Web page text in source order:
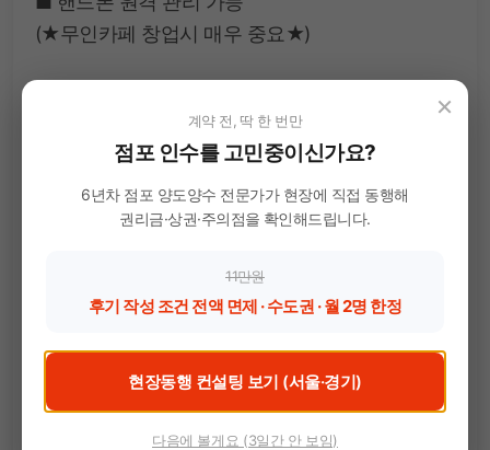
(★무인카페 창업시 매우 중요★)
– 세부적인 메뉴, 맛 조절 가능
■ 리얼 탄산 사용
■ 커피머신 크기
■ 디저트머신 크기
– W600 X H1970 X D840(mm)
×
계약 전, 딱 한 번만
점포 인수를 고민중이신가요?
6년차 점포 양도양수 전문가가 현장에 직접 동행해
권리금·상권·주의점을 확인해드립니다.
11만원
후기 작성 조건 전액 면제 · 수도권 · 월 2명 한정
현장동행 컨설팅 보기 (서울·경기)
다음에 볼게요 (3일간 안 보임)